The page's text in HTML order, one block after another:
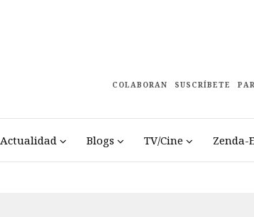
COLABORAN SUSCRÍBETE
Actualidad Blogs TV/Cine Zenda-